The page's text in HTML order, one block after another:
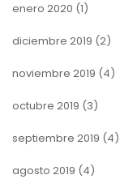
enero 2020 (1)
diciembre 2019 (2)
noviembre 2019 (4)
octubre 2019 (3)
septiembre 2019 (4)
agosto 2019 (4)